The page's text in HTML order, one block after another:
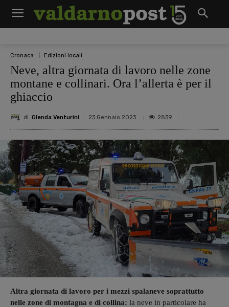
Cronaca Edizioni locali
Neve, altra giornata di lavoro nelle zone
montane e collinari. Ora l’allerta è per il
ghiaccio
di Glenda Venturini 23 Gennaio 2023 2839
Altra giornata di lavoro per i mezzi spalaneve soprattutto
nelle zone di montagna e di collina: la neve in particolare ha